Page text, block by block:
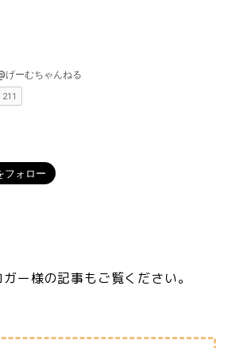
ー様の記事もご覧ください。